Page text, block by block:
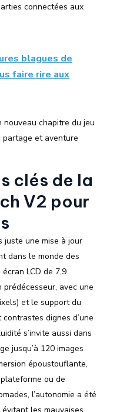
connectées aux
blagues de
faire rire aux
chapitre du jeu
partage et aventure
clés de la
V2 pour
juste une mise à jour
dans le monde des
LCD de 7,9
avec une
et le support du
dignes d’une
s’invite aussi dans
jusqu’à 120 images
époustouflante,
ou de
l’autonomie a été
les mauvaises